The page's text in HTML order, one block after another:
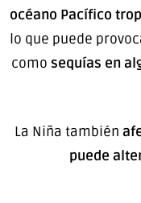
océano Pacífico
lo que puede
como sequías en
La Niña también
puede